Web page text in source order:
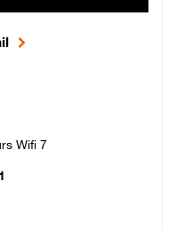
Wifi 7